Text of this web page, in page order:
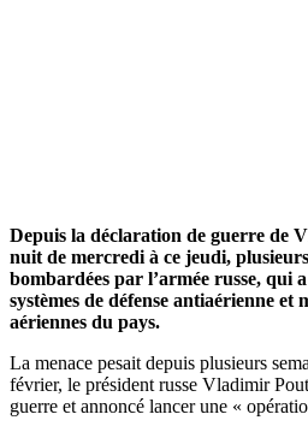
Depuis la déclaration de guerre de
nuit de mercredi à ce jeudi,
bombardées par l’armée russe, qui
systèmes de défense antiaérienne et
aériennes du pays.
La menace pesait depuis plusieurs
février, le président russe Vladimir
guerre et annoncé lancer une «